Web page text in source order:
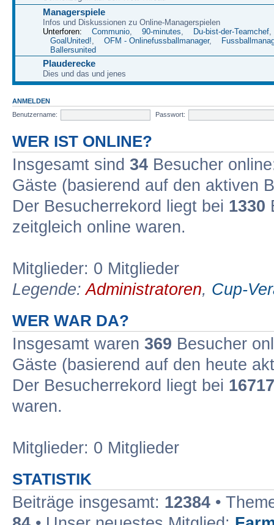
Managerspiele
Infos und Diskussionen zu Online-Managerspielen
Unterforen:
Communio, 90-minutes, Du-bist-der-Teamchef,
GoalUnited!, OFM - Onlinefussballmanager,
Ballersunited
Plauderecke
Dies und das und jenes
ANMELDEN
Benutzername:
Passwort:
WER IST ONLINE?
Insgesamt sind 34 Besucher
Gäste (basierend auf den aktiven
Der Besucherrekord liegt bei 1330
zeitgleich online waren.
Mitglieder: 0 Mitglieder
Legende:Administratoren, Cup-
WER WAR DA?
Insgesamt waren 369 Besucher
Gäste (basierend auf den heute
Der Besucherrekord liegt bei 16717
waren.
Mitglieder: 0 Mitglieder
STATISTIK
Beiträge insgesamt: 12384 •